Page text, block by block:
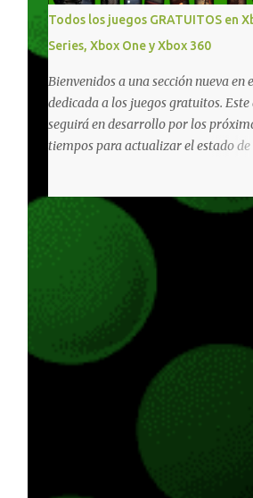
emotes, monedas virtuales y más
diferentes títulos. Todas estas
pueden reclamar desde la sección de
Pass o en tu aplicación de Xbox
directamente a la pestaña de Game
Essential también ahora sumará el
la Nube de Xbox, el cual nos
juegos compatibles si es que los
previamente (con más títulos en
ser compatibles con la función
Propios Juegos). Pueden leer más...
Todos los juegos GRATUITOS en
Series, Xbox One y Xbox 360
Bienvenidos a una sección nueva en
dedicada a los juegos gratuitos.
seguirá en desarrollo por los
tiempos para actualizar el estado de
de nuestros lectores. Primero que
hemos remarcado los juegos
están limitados o en otras regiones.
encuentran en algunas regiones de
Latina. Podremos ver una lista más
desarrollada, con vídeos o una
de los juegos disponibles de forma
en Xbox Series, Xbox One y Xbox 360 a
continuación. LOS F2P DEJARON DE
Apex Legends, Halo Infinite, entre
otros dejaron de pedir cualquier tipo